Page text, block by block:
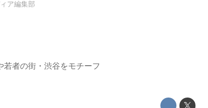
ア編集部
者の街・渋谷をモチーフ